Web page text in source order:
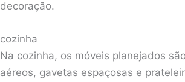
decoração.
cozinha
Na cozinha, os móveis planejados
aéreos, gavetas espaçosas e